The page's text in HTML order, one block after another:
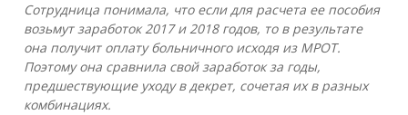
Сотрудница понимала, что если для расчета ее пособия
возьмут заработок 2017 и 2018 годов, то в результате
она получит оплату больничного исходя из МРОТ.
Поэтому она сравнила свой заработок за годы,
предшествующие уходу в декрет, сочетая их в разных
комбинациях.